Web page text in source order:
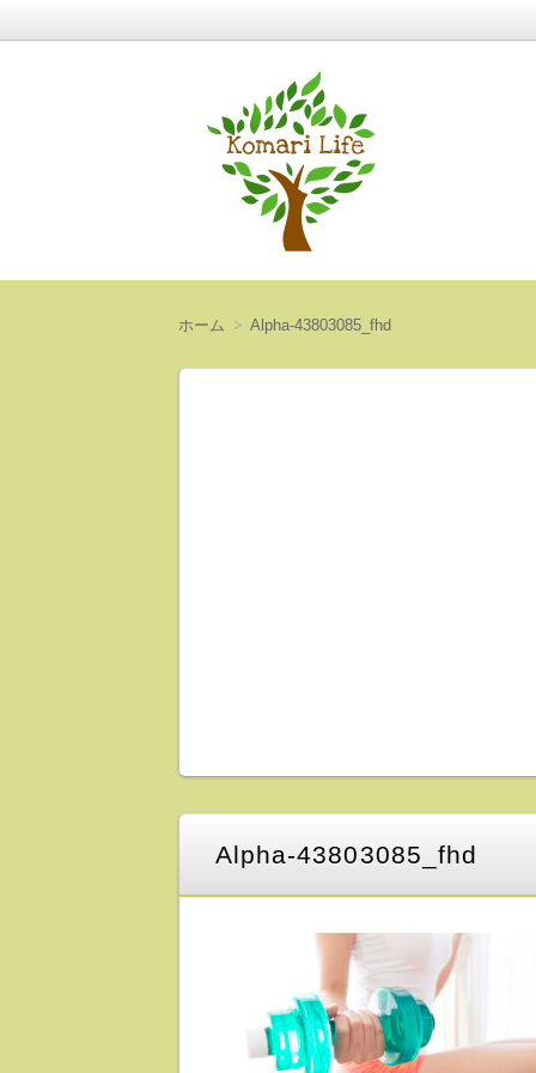
Komari Life
ホーム Alpha-43803085_fhd
Alpha-43803085_fhd